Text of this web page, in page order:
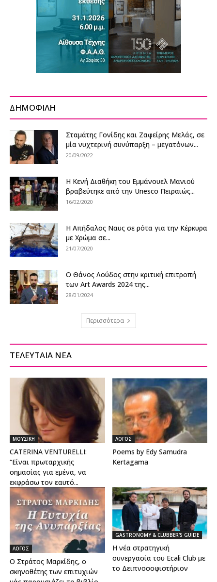
ΔΗΜΟΦΙΛΗ
Σταμάτης Γονίδης και Ζαφείρης Μελάς, σε
μία νυχτερινή συνύπαρξη – μεγατόνων...
20/09/2022
Η Κενή Διαθήκη του Εμμάνουελ Μανιού
βραβεύτηκε από την Unesco Πειραιώς...
16/02/2020
Η Απήδαλος Ναυς σε ρότα για την Κέρκυρα
με Χρώμα σε...
21/07/2020
Ο Θάνος Λούδος στην κριτική επιτροπή
των Art Awards 2024 της...
28/01/2024
Περισσότερα
ΤΕΛΕΥΤΑΙΑ ΝΕΑ
ΜΟΥΣΙΚΗ
CATERINA VENTURELLI:
“Είναι πρωταρχικής
σημασίας για εμένα, να
εκφράσω τον εαυτό...
ΛΟΓΟΣ
Poems by Edy Samudra
Kertagama
ΛΟΓΟΣ
Ο Στράτος Μαρκίδης, ο
σκηνοθέτης των επιτυχιών
GASTRONOMY & CLUBBER'S GUIDE
Η νέα στρατηγική
συνεργασία του Ecali Club με
το Δειπνοσοφιστήριον